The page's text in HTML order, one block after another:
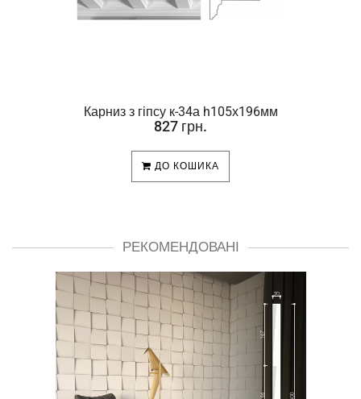
Карниз з гіпсу к-34а h105х196мм
827 грн.
ДО КОШИКА
РЕКОМЕНДОВАНІ